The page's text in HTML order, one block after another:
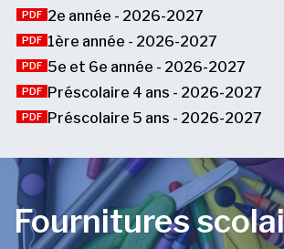
PDF 2e année - 2026-2027
PDF 1ère année - 2026-2027
PDF 5e et 6e année - 2026-2027
PDF Préscolaire 4 ans - 2026-2027
PDF Préscolaire 5 ans - 2026-2027
Fournitures